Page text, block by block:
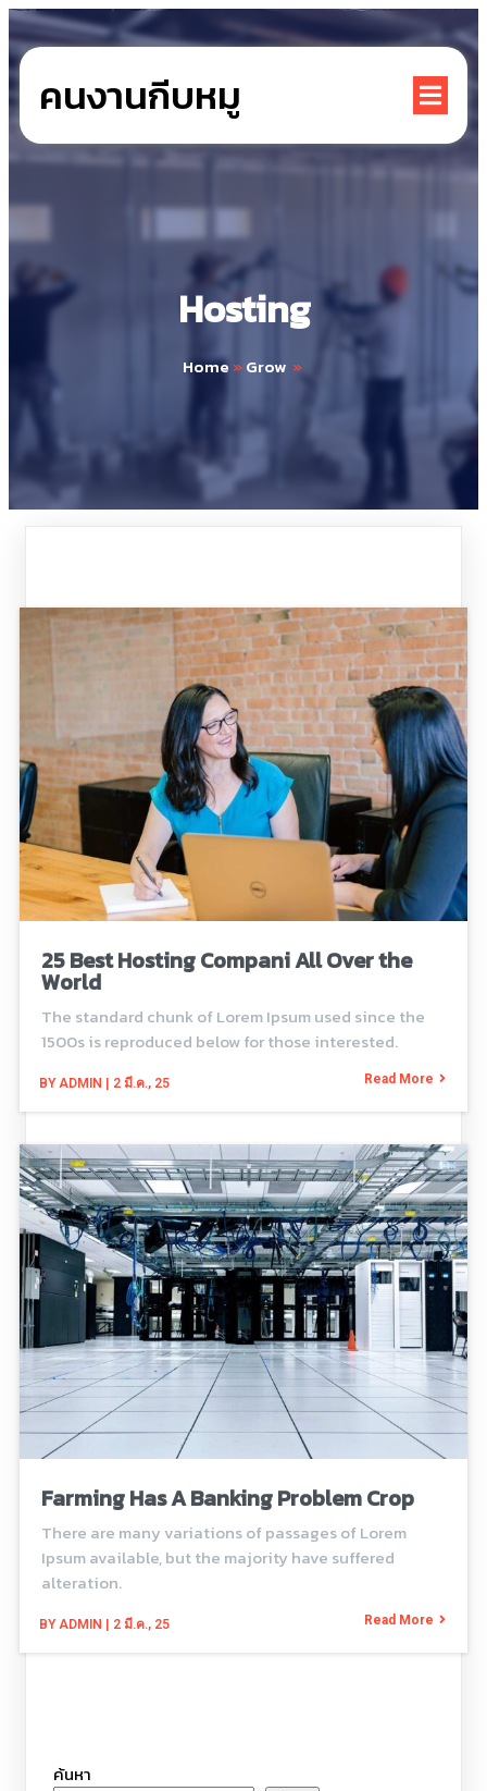
คนงานกีบหมู
Hosting
Home»Grow »
25 Best Hosting Compani All Over the
World
BYADMIN 2 มี.ค., 25
The standard chunk of Lorem Ipsum used since the
1500s is reproduced below for those interested.
Read More
Farming Has A Banking Problem Crop
BY ADMIN | 2 มี.ค., 25
There are many variations of passages of Lorem
Ipsum available, but the majority have suffered
alteration.
Read More
ค้นหา